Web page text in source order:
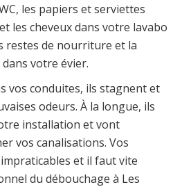
les papiers et serviettes
les cheveux dans votre lavabo
restes de nourriture et la
votre évier.
vos conduites, ils stagnent et
odeurs. À la longue, ils
installation et vont
vos canalisations. Vos
et il faut vite
du débouchage à Les